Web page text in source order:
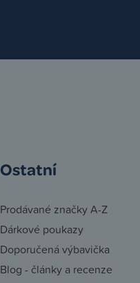
Ostatní
Prodávané značky A-Z
Dárkové poukazy
Doporučená výbavička
Blog - články a recenze